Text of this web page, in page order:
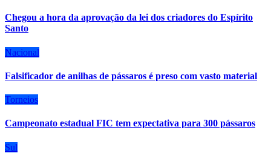
Chegou a hora da aprovação da lei dos criadores do Espírito
Santo
Nacional
Falsificador de anilhas de pássaros é preso com vasto material
Torneios
Campeonato estadual FIC tem expectativa para 300 pássaros
Sul